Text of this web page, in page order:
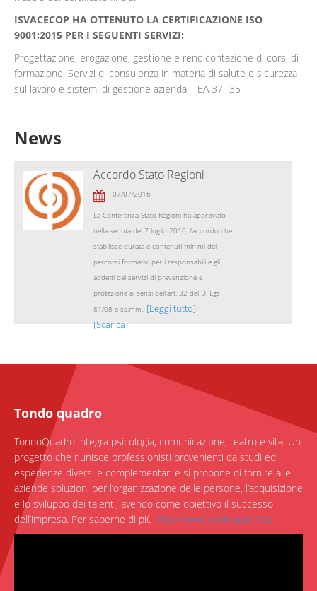
ISVACECOP HA OTTENUTO LA CERTIFICAZIONE ISO
9001:2015 PER I SEGUENTI SERVIZI:
Progettazione, erogazione, gestione e rendicontazione di corsi di
formazione. Servizi di consulenza in materia di salute e sicurezza
sul lavoro e sistemi di gestione aziendali -EA 37 -35
News
Accordo Stato Regioni
07/07/2016
La Conferenza Stato Regioni ha approvato
nella seduta del 7 luglio 2016, l'accordo che
stabilisce durata e contenuti minimi dei
percorsi formativi per i responsabili e gli
addetti dei servizi di prevenzione e
protezione ai sensi dell'art. 32 del D. Lgs.
81/08 e ss.mm.; [Leggi tutto] |
[Scarica]
Tondo quadro
TondoQuadro integra psicologia, comunicazione, teatro e vita. Un
progetto che riunisce professionisti provenienti da studi ed
esperienze diversi e complementari e si propone di fornire alle
aziende soluzioni per l’organizzazione delle persone, l’acquisizione
e lo sviluppo dei talenti, avendo come obiettivo il successo
dell’impresa. Per saperne di più http://www.tondoquadro.it.